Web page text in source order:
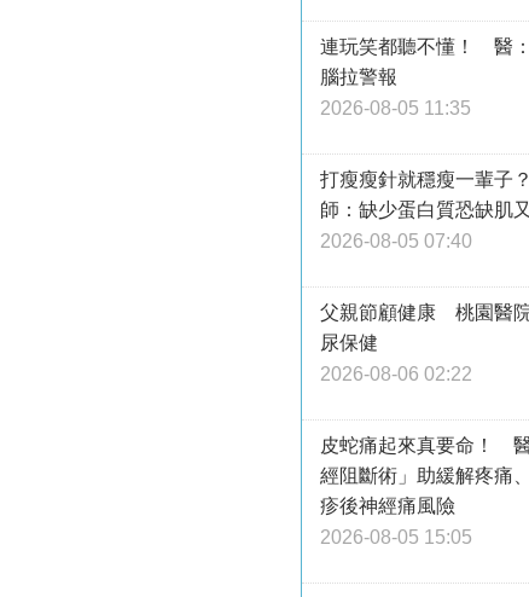
連玩笑都聽不懂！ 醫
腦拉警報
2026-08-05 11:35
打瘦瘦針就穩瘦一輩子
師：缺少蛋白質恐缺肌
2026-08-05 07:40
父親節顧健康 桃園醫
尿保健
2026-08-06 02:22
皮蛇痛起來真要命！
經阻斷術」助緩解疼痛
疹後神經痛風險
2026-08-05 15:05